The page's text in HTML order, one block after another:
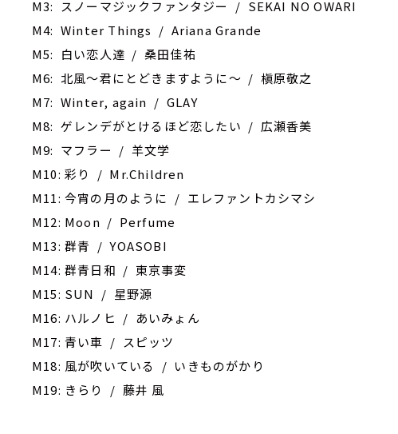
M3: スノーマジックファンタジー / SEKAI NO OWARI
M4: Winter Things / Ariana Grande
M5: 白い恋人達 / 桑田佳祐
M6: 北風～君にとどきますように～ / 槇原敬之
M7: Winter, again / GLAY
M8: ゲレンデがとけるほど恋したい / 広瀬香美
M9: マフラー / 羊文学
M10: 彩り / Mr.Children
M11: 今宵の月のように / エレファントカシマシ
M12: Moon / Perfume
M13: 群青 / YOASOBI
M14: 群青日和 / 東京事変
M15: SUN / 星野源
M16: ハルノヒ / あいみょん
M17: 青い車 / スピッツ
M18: 風が吹いている / いきものがかり
M19: きらり / 藤井 風